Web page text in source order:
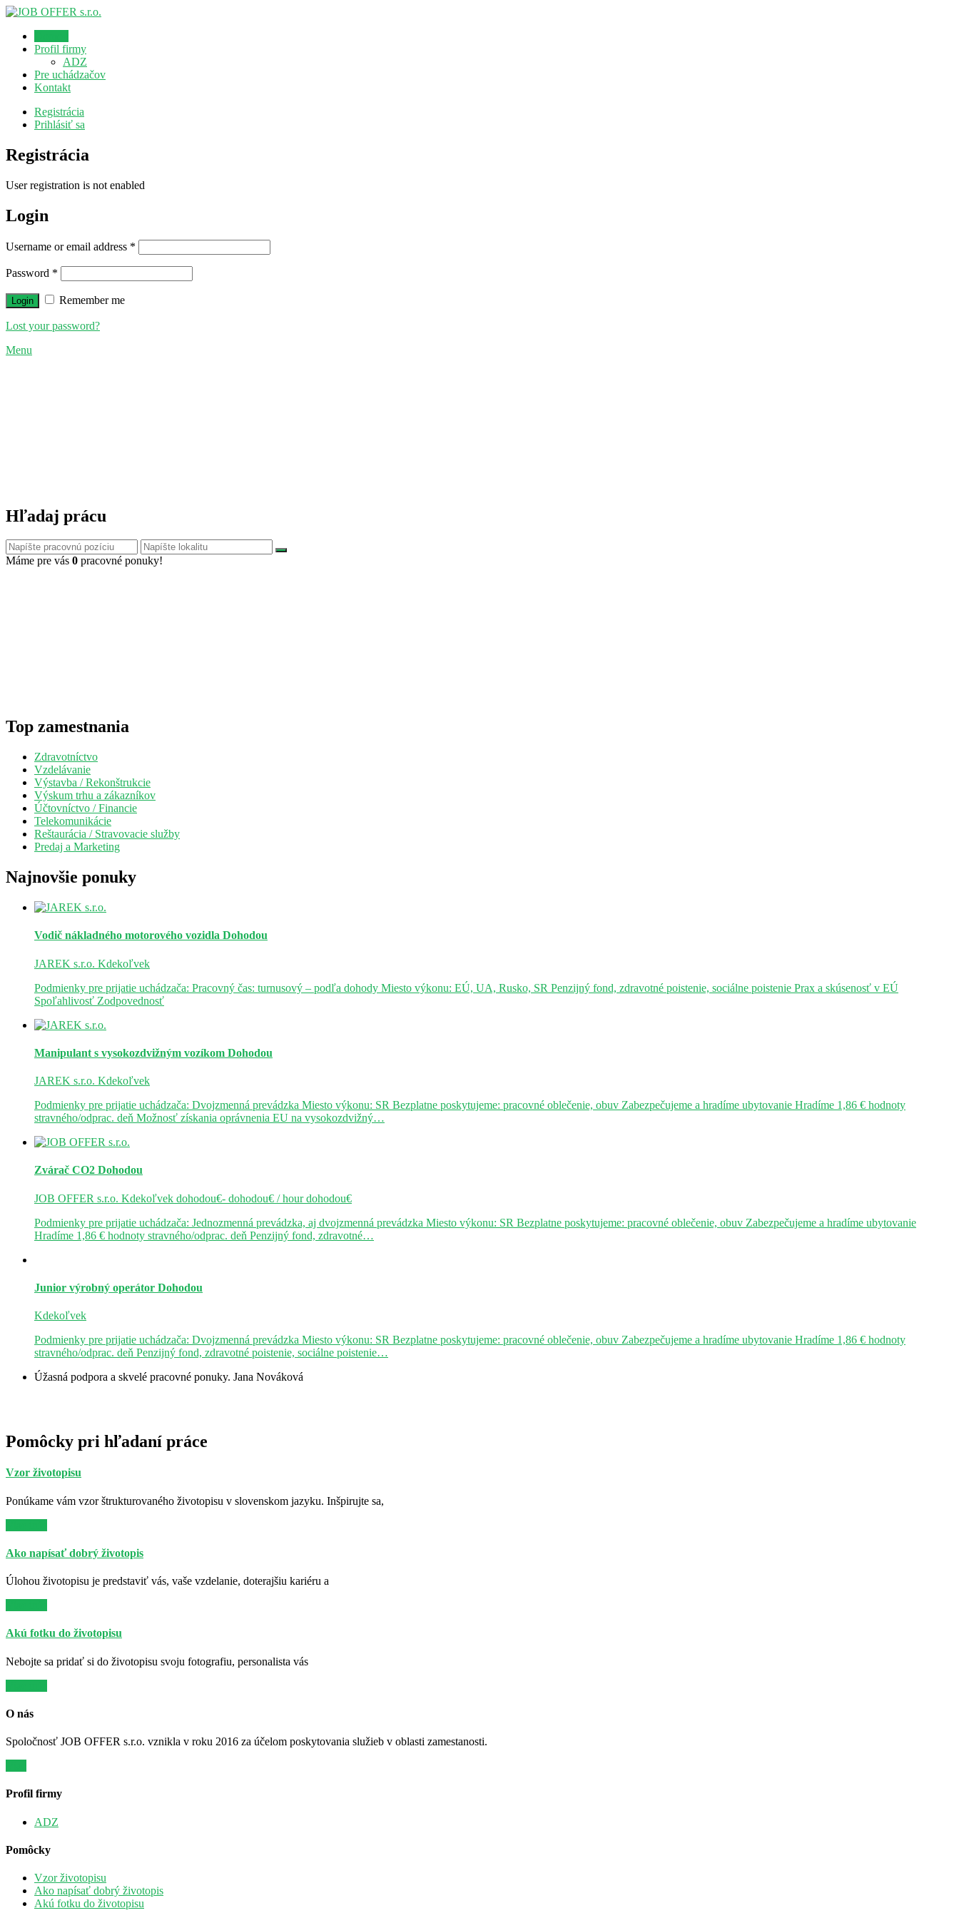
Profil firmy
ADZ
Pre uchádzačov
Kontakt
Registrácia
Prihlásiť sa
Registrácia
User registration is not enabled
Login
Username or email address *
Password *
Remember me
Lost your password?
Menu
Hľadaj prácu
Máme pre vás 0 pracovné ponuky!
Top zamestnania
Zdravotníctvo
Vzdelávanie
Výstavba / Rekonštrukcie
Výskum trhu a zákazníkov
Účtovníctvo / Financie
Telekomunikácie
Reštaurácia / Stravovacie služby
Predaj a Marketing
Najnovšie ponuky
Vodič nákladného motorového vozidla Dohodou
JAREK s.r.o. Kdekoľvek
Podmienky pre prijatie uchádzača: Pracovný čas: turnusový – podľa dohody Miesto výkonu: EÚ, UA, Rusko, SR Penzijný fond, zdravotné poistenie, sociálne poistenie Prax a skúsenosť v EÚ
Spoľahlivosť Zodpovednosť
Manipulant s vysokozdvižným vozíkom Dohodou
JAREK s.r.o. Kdekoľvek
Podmienky pre prijatie uchádzača: Dvojzmenná prevádzka Miesto výkonu: SR Bezplatne poskytujeme: pracovné oblečenie, obuv Zabezpečujeme a hradíme ubytovanie Hradíme 1,86 € hodnoty
stravného/odprac. deň Možnosť získania oprávnenia EU na vysokozdvižný…
Zvárač CO2 Dohodou
JOB OFFER s.r.o. Kdekoľvek dohodou€- dohodou€ / hourdohodou€
Podmienky pre prijatie uchádzača: Jednozmenná prevádzka, aj dvojzmenná prevádzka Miesto výkonu: SR Bezplatne poskytujeme: pracovné oblečenie, obuv Zabezpečujeme a hradíme ubytovanie
Hradíme 1,86 € hodnoty stravného/odprac. deň Penzijný fond, zdravotné…
Junior výrobný operátor Dohodou
Kdekoľvek
Podmienky pre prijatie uchádzača: Dvojzmenná prevádzka Miesto výkonu: SR Bezplatne poskytujeme: pracovné oblečenie, obuv Zabezpečujeme a hradíme ubytovanie Hradíme 1,86 € hodnoty
stravného/odprac. deň Penzijný fond, zdravotné poistenie, sociálne poistenie…
Úžasná podpora a skvelé pracovné ponuky. Jana Nováková
Pomôcky pri hľadaní práce
Vzor životopisu
Ponúkame vám vzor štrukturovaného životopisu v slovenskom jazyku. Inšpirujte sa,
Ako napísať dobrý životopis
Úlohou životopisu je predstaviť vás, vaše vzdelanie, doterajšiu kariéru a
Akú fotku do životopisu
Nebojte sa pridať si do životopisu svoju fotografiu, personalista vás
O nás
Spoločnosť JOB OFFER s.r.o. vznikla v roku 2016 za účelom poskytovania služieb v oblasti zamestanosti.
Profil firmy
ADZ
Pomôcky
Vzor životopisu
Ako napísať dobrý životopis
Akú fotku do životopisu